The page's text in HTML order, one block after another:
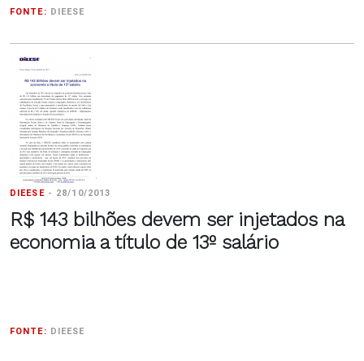
FONTE: DIEESE
DIEESE- 28/10/2013
R$ 143 bilhões devem ser injetados na
economia a título de 13º salário
FONTE: DIEESE